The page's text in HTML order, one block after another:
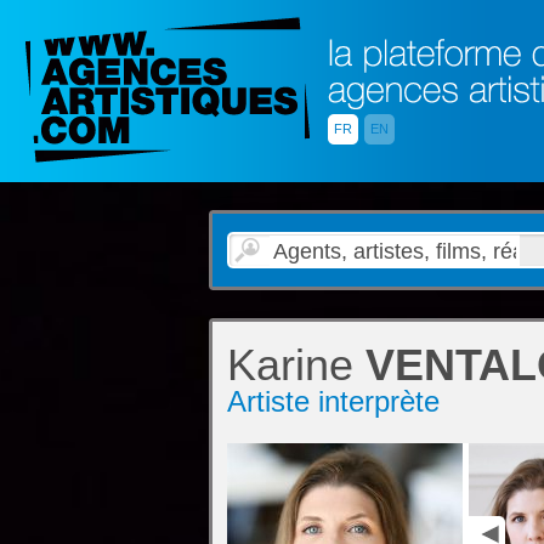
FR EN
Karine
Artiste interprète